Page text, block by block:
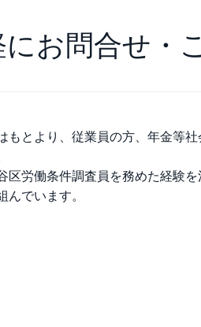
お問合せ・
もとより、従業員の方、年金等社
区労働条件調査員を務めた経験を
んでいます。